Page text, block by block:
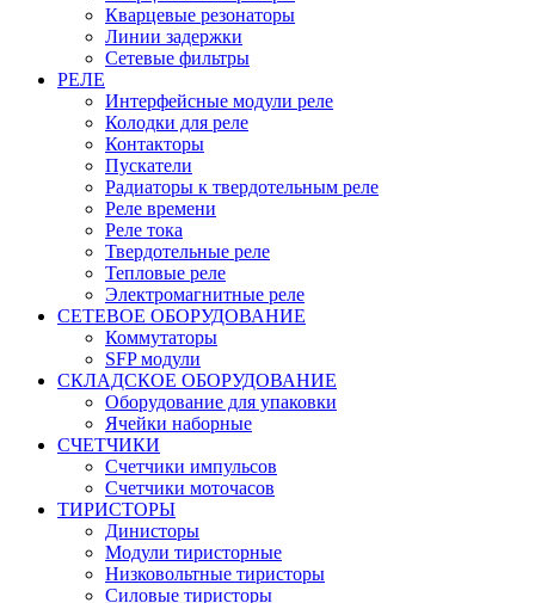
Кварцевые резонаторы
Линии задержки
Сетевые фильтры
РЕЛЕ
Интерфейсные модули реле
Колодки для реле
Контакторы
Пускатели
Радиаторы к твердотельным реле
Реле времени
Реле тока
Твердотельные реле
Тепловые реле
Электромагнитные реле
СЕТЕВОЕ ОБОРУДОВАНИЕ
Коммутаторы
SFP модули
СКЛАДСКОЕ ОБОРУДОВАНИЕ
Оборудование для упаковки
Ячейки наборные
СЧЕТЧИКИ
Счетчики импульсов
Счетчики моточасов
ТИРИСТОРЫ
Динисторы
Модули тиристорные
Низковольтные тиристоры
Силовые тиристоры